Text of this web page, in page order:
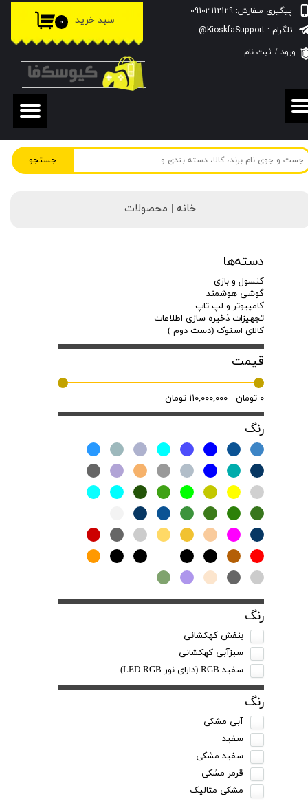
جستجو
پیگیری سفارش: 09103112129
۰ سبد خرید
ورود / ثبت نام
حساب کاربری من
تغییر گذر واژه
سفارشات
خروج از حساب کاربری
تلگرام : KioskfaSupport@
خانه | محصولات
دسته‌ها
کنسول و بازی
گوشی هوشمند
کامپیوتر و لپ تاپ
تجهیزات ذخیره سازی اطلاعات
کالای استوک (دست دوم )
قیمت
۰ تومان - ۱۱۰,۰۰۰,۰۰۰ تومان
رنگ
رنگ
بنفش کهکشانی
سبزآبی کهکشانی
سفید RGB (دارای نور LED RGB)
رنگ
آبی مشکی
سفید
سفید مشکی
قرمز مشکی
مشکی متالیک